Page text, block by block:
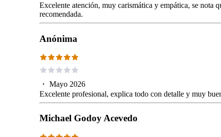
Excelente atención, muy carismática y empática, se nota
recomendada.
Anónima
・ Mayo 2026
Excelente profesional, explica todo con detalle y muy
Michael Godoy Acevedo